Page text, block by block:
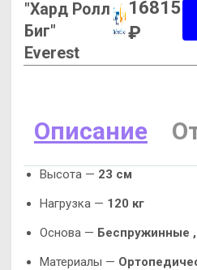
"Хард Ролл
Биг"
Everest
16815
₽
Описание
Высота — 23 см
Нагрузка — 120 кг
Основа — Беспружинные ,
Материалы —